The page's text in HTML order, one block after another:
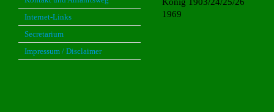
Internet-Links
Secretarium
Impressum / Disclaimer
1969